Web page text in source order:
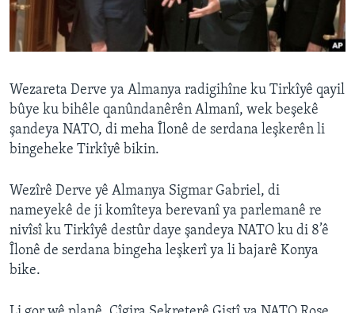
ÇAND Û HUNER
SERNIVÎS
Learning English
FOLLOW US
Zimanên Din
Wezareta Derve ya Almanya radigihîne ku Tirkîyê qayil
bûye ku bihêle qanûndanêrên Almanî, wek beşekê
şandeya NATO, di meha Îlonê de serdana leşkerên li
bingeheke Tirkîyê bikin.
Wezîrê Derve yê Almanya Sigmar Gabriel, di
nameyekê de ji komîteya berevanî ya parlemanê re
nivîsî ku Tirkîyê destûr daye şandeya NATO ku di 8’ê
Îlonê de serdana bingeha leşkerî ya li bajarê Konya
bike.